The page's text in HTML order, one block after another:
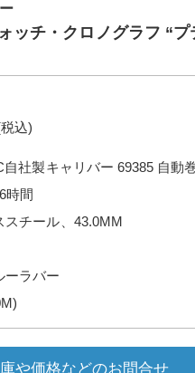
ッチ・クロノグラフ “プ
込)
社製キャリバー 69385 自動
時間
スチール、43.0MM
ーラバー
や価格などのお問合せ